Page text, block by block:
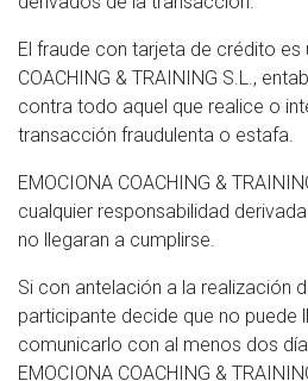
El fraude con tarjeta de crédito es
COACHING & TRAINING S.L.,
contra todo aquel que realice o
transacción fraudulenta o estafa.
EMOCIONA COACHING &
cualquier responsabilidad
no llegaran a cumplirse.
Si con antelación a la realización
participante decide que no puede
comunicarlo con al menos dos
EMOCIONA COACHING &